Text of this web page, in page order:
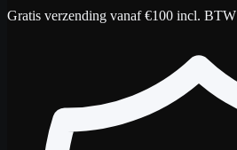
Gratis verzending vanaf €100 incl. BTW